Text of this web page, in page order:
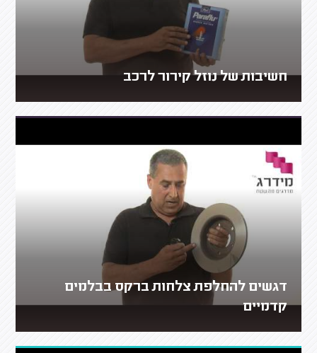
חשיבות של נוזל קירור לרכב
דגשים להחלפת צלחות ברקס בבלמים
קדמיים